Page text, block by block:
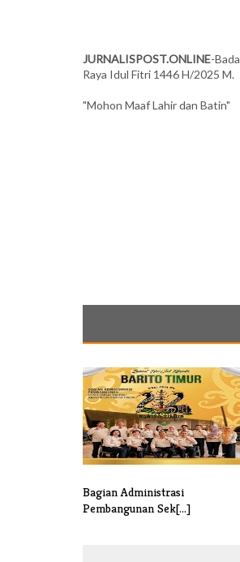
JURNALISPOST.ONLINE-
Raya Idul Fitri 1446 H/2025 M.
"Mohon Maaf Lahir dan Batin"
Bagian Administrasi
Pembangunan Sek[...]